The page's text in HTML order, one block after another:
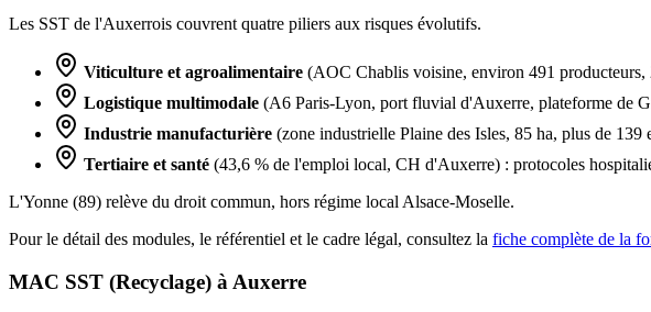
Les SST de l'Auxerrois couvrent quatre piliers aux risques évolutifs.
Viticulture et agroalimentaire (AOC Chablis voisine, environ 491 producteurs,
Logistique multimodale (A6 Paris-Lyon, port fluvial d'Auxerre, plateforme de
Industrie manufacturière (zone industrielle Plaine des Isles, 85 ha, plus de 139
Tertiaire et santé (43,6 % de l'emploi local, CH d'Auxerre) : protocoles
L'Yonne (89) relève du droit commun, hors régime local Alsace-Moselle.
Pour le détail des modules, le référentiel et le cadre légal, consultez la fiche complète de la
MAC SST (Recyclage) à Auxerre